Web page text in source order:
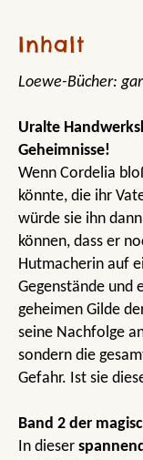
Inhalt
Loewe-Bücher:
Uralte
Geheimnisse!
Wenn Cordelia
könnte, die ihr
würde sie ihn
können, dass er
Hutmacherin auf
Gegenstände und
geheimen Gilde
seine Nachfolge
sondern die
Gefahr. Ist sie
Band 2 der
In dieser